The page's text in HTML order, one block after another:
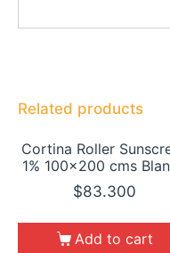
Related products
Cortina Roller
1% 100×200 cms
$83.300
Add to cart